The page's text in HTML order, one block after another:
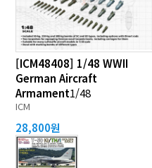
[ICM48408] 1/48 WWII
German Aircraft
Armament1/48
ICM
28,800원